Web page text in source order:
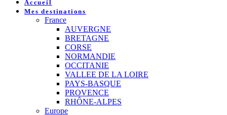
Accueil
Mes destinations
France
AUVERGNE
BRETAGNE
CORSE
NORMANDIE
OCCITANIE
VALLEE DE LA LOIRE
PAYS-BASQUE
PROVENCE
RHÔNE-ALPES
Europe